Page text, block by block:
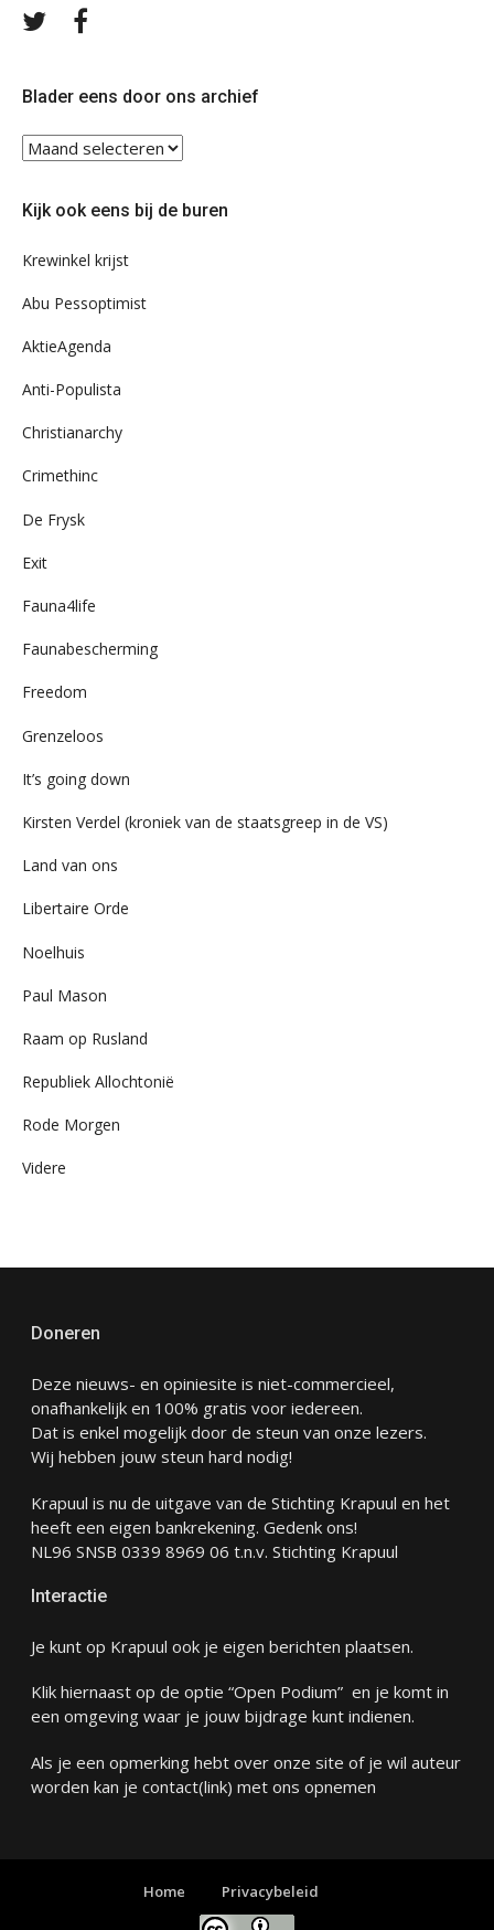
Volg
Blader eens door ons archief
Blader
eens
ons
Kijk ook eens bij de buren
Krewinkel krijst
Abu Pessoptimist
AktieAgenda
Anti-Populista
Christianarchy
Crimethinc
De Frysk
Exit
Fauna4life
Faunabescherming
Freedom
Grenzeloos
It’s going down
Kirsten Verdel (kroniek van de staatsgreep in de VS)
Land van ons
Libertaire Orde
Noelhuis
Paul Mason
Raam op Rusland
Republiek Allochtonië
Rode Morgen
Videre
Doneren
Deze nieuws- en opiniesite is niet-commercieel,
onafhankelijk en 100% gratis voor iedereen.
Dat is enkel mogelijk door de steun van onze lezers.
Wij hebben jouw steun hard nodig!
Krapuul is nu de uitgave van de Stichting Krapuul en het
heeft een eigen bankrekening. Gedenk ons!
NL96 SNSB 0339 8969 06 t.n.v. Stichting Krapuul
Interactie
Je kunt op Krapuul ook je eigen berichten plaatsen.
Klik hiernaast op de optie “Open Podium” en je komt in
een omgeving waar je jouw bijdrage kunt indienen.
Als je een opmerking hebt over onze site of je wil auteur
worden kan je contact(link) met ons opnemen
Home Privacybeleid